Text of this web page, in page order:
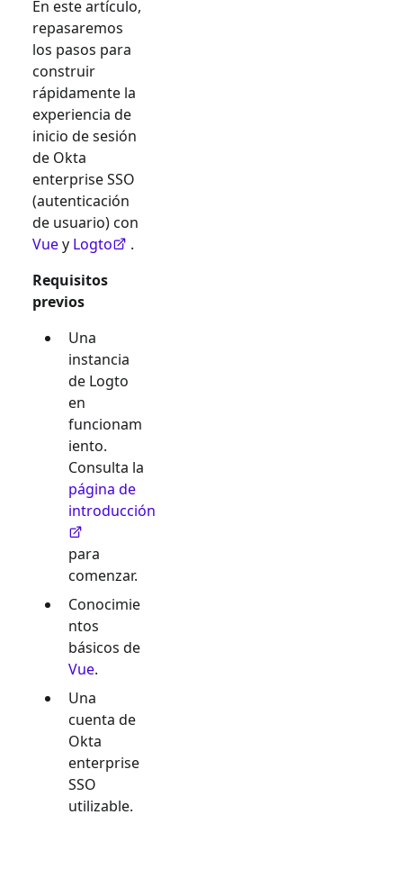
En este artículo,
repasaremos
los pasos para
construir
rápidamente la
experiencia de
inicio de sesión
de Okta
enterprise SSO
(autenticación
de usuario) con
Vuey Logto
.
Requisitos
previos
Una
instancia
de Logto
en
funcionam
iento.
Consulta la
página de
introducción
para
comenzar.
Conocimie
ntos
básicos de
Vue.
Una
cuenta de
Okta
enterprise
SSO
utilizable.